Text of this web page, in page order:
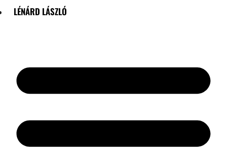
LÉNÁRD LÁSZLÓ